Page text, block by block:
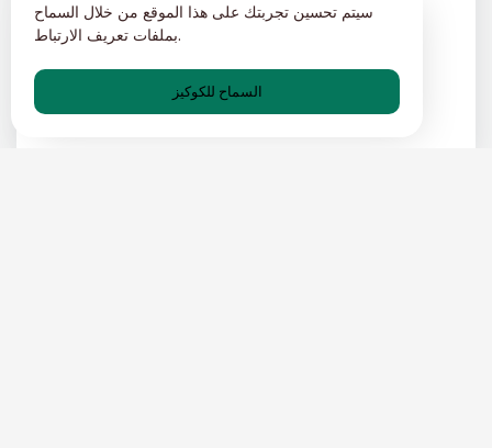
سيتم تحسين تجربتك على هذا الموقع من خلال السماح
بملفات تعريف الارتباط.
السماح للكوكيز